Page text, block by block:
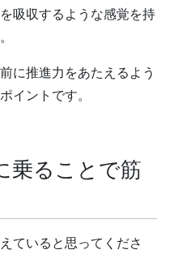
吸収するような感覚を持
に推進力をあたえるよう
イントです。
乗ることで筋
ていると思ってくださ